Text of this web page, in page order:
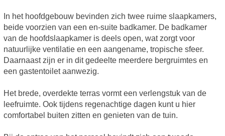
In het hoofdgebouw bevinden zich twee ruime slaapkamers,
beide voorzien van een en-suite badkamer. De badkamer
van de hoofdslaapkamer is deels open, wat zorgt voor
natuurlijke ventilatie en een aangename, tropische sfeer.
Daarnaast zijn er in dit gedeelte meerdere bergruimtes en
een gastentoilet aanwezig.
Het brede, overdekte terras vormt een verlengstuk van de
leefruimte. Ook tijdens regenachtige dagen kunt u hier
comfortabel buiten zitten en genieten van de tuin.